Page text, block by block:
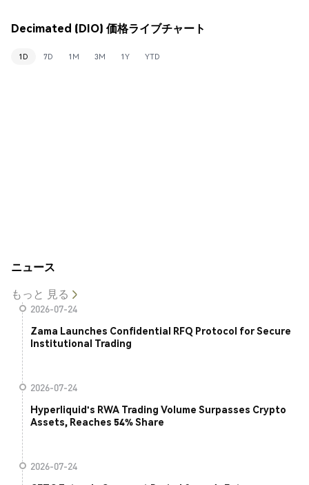
Decimated (DIO) 価格ライブチャート
1D 7D 1M 3M 1Y YTD
ニュース
もっと 見る
2026-07-24
Zama Launches Confidential RFQ Protocol for Secure
Institutional Trading
2026-07-24
Hyperliquid's RWA Trading Volume Surpasses Crypto
Assets, Reaches 54% Share
2026-07-24